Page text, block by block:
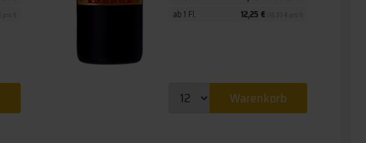
ab 1 Fl. 12,25 €
Warenkorb